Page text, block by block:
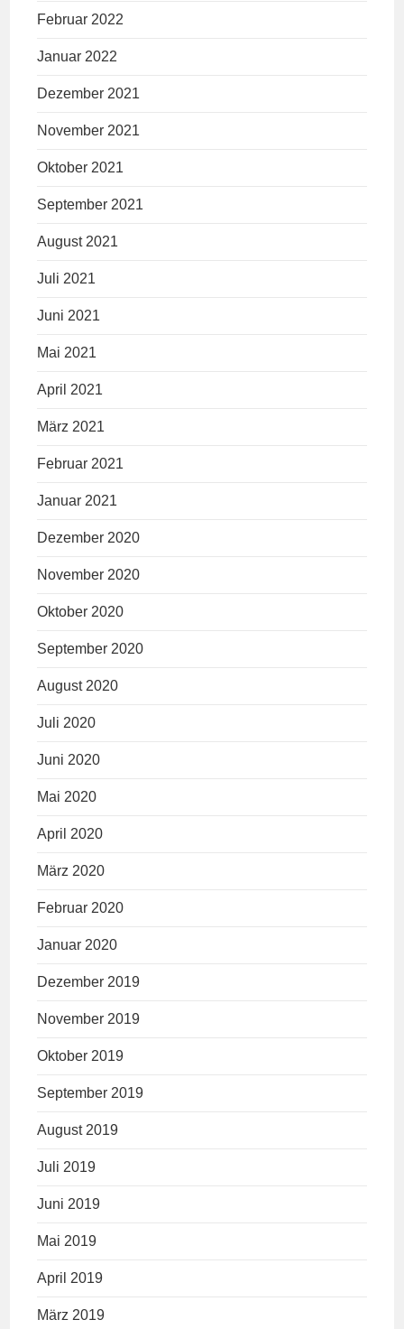
Februar 2022
Januar 2022
Dezember 2021
November 2021
Oktober 2021
September 2021
August 2021
Juli 2021
Juni 2021
Mai 2021
April 2021
März 2021
Februar 2021
Januar 2021
Dezember 2020
November 2020
Oktober 2020
September 2020
August 2020
Juli 2020
Juni 2020
Mai 2020
April 2020
März 2020
Februar 2020
Januar 2020
Dezember 2019
November 2019
Oktober 2019
September 2019
August 2019
Juli 2019
Juni 2019
Mai 2019
April 2019
März 2019